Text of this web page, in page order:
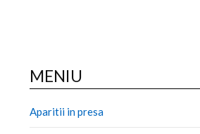
MENIU
Aparitii in presa